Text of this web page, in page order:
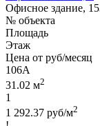
Офисное здание,
№ объекта
Площадь
Этаж
Цена от руб/месяц
106А
31.02 м2
1
1 292.37 руб/м2